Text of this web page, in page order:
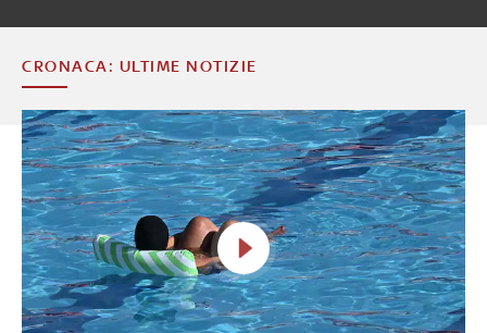
CRONACA: ULTIME NOTIZIE